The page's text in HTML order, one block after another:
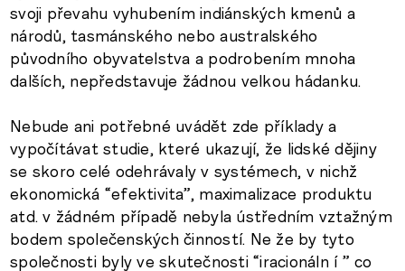
svoji převahu vyhubením indiánských kmenů a
národů, tasmánského nebo australského
původního obyvatelstva a podrobením mnoha
dalších, nepředstavuje žádnou velkou hádanku.
Nebude ani potřebné uvádět zde příklady a
vypočítávat studie, které ukazují, že lidské dějiny
se skoro celé odehrávaly v systémech, v nichž
ekonomická “efektivita”, maximalizace produktu
atd. v žádném případě nebyla ústředním vztažným
bodem společenských činností. Ne že by tyto
společnosti byly ve skutečnosti “iracionáln í ” co